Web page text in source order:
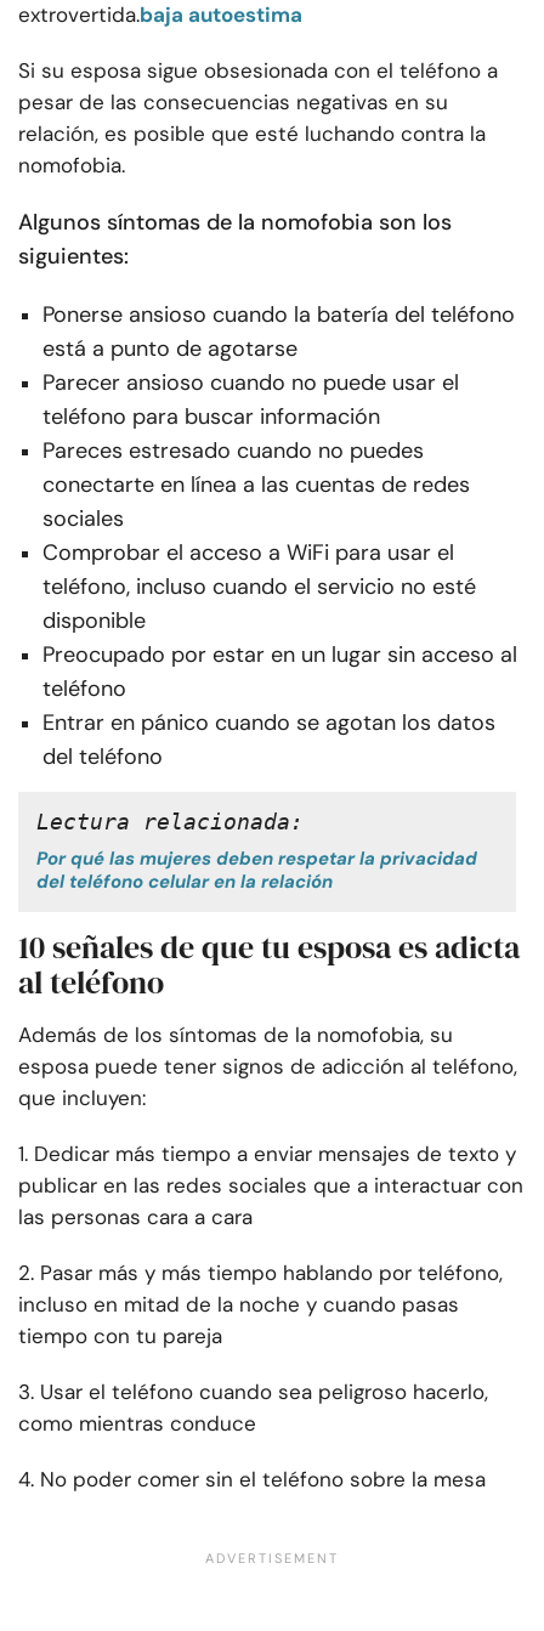
extrovertida.baja autoestima
Si su esposa sigue obsesionada con el teléfono a
pesar de las consecuencias negativas en su
relación, es posible que esté luchando contra la
nomofobia.
Algunos síntomas de la nomofobia son los
siguientes:
Ponerse ansioso cuando la batería del teléfono
está a punto de agotarse
Parecer ansioso cuando no puede usar el
teléfono para buscar información
Pareces estresado cuando no puedes
conectarte en línea a las cuentas de redes
sociales
Comprobar el acceso a WiFi para usar el
teléfono, incluso cuando el servicio no esté
disponible
Preocupado por estar en un lugar sin acceso al
teléfono
Entrar en pánico cuando se agotan los datos
del teléfono
Lectura relacionada:
Por qué las mujeres deben respetar la privacidad
del teléfono celular en la relación
10 señales de que tu esposa es adicta
al teléfono
Además de los síntomas de la nomofobia, su
esposa puede tener signos de adicción al teléfono,
que incluyen:
1. Dedicar más tiempo a enviar mensajes de texto y
publicar en las redes sociales que a interactuar con
las personas cara a cara
2. Pasar más y más tiempo hablando por teléfono,
incluso en mitad de la noche y cuando pasas
tiempo con tu pareja
3. Usar el teléfono cuando sea peligroso hacerlo,
como mientras conduce
4. No poder comer sin el teléfono sobre la mesa